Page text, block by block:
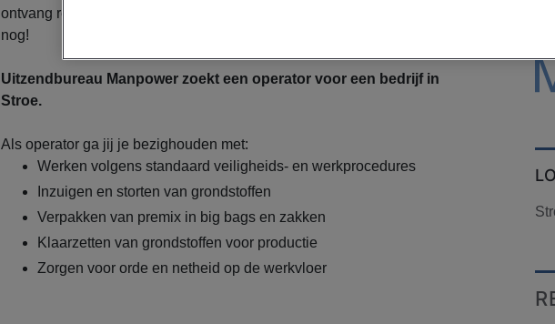
ontvang reiskostenvergoeding en bouw pensioen. Solliciteer vandaag
nog!
Uitzendbureau Manpower zoekt een operator voor een bedrijf in
Stroe.
Als operator ga jij je bezighouden met:
Werken volgens standaard veiligheids- en werkprocedures
Inzuigen en storten van grondstoffen
Verpakken van premix in big bags en zakken
Klaarzetten van grondstoffen voor productie
Zorgen voor orde en netheid op de werkvloer